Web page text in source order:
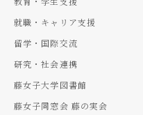
就職・キャリア支援
留学・国際交流
研究・社会連携
藤女子大学図書館
藤女子同窓会 藤の実会